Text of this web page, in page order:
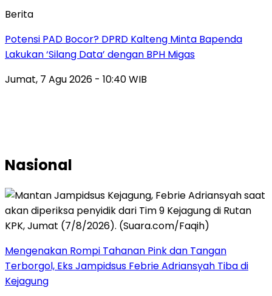
Berita
Potensi PAD Bocor? DPRD Kalteng Minta Bapenda
Lakukan ‘Silang Data’ dengan BPH Migas
Jumat, 7 Agu 2026 - 10:40 WIB
Nasional
Mengenakan Rompi Tahanan Pink dan Tangan
Terborgol, Eks Jampidsus Febrie Adriansyah Tiba di
Kejagung